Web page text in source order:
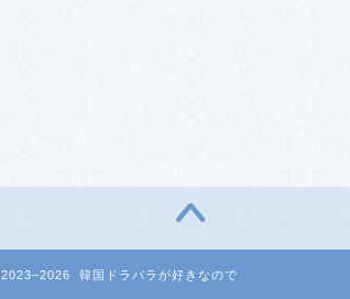
2023–2026 韓国ドラバラが好きなので